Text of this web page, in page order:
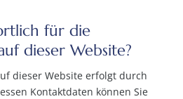
für die
dieser Website?
dieser Website erfolgt durch
Kontaktdaten können Sie